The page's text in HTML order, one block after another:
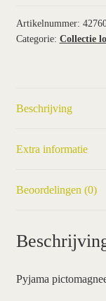
Artikelnummer:
Categorie: Collectie
Beschrijving
Extra informatie
Beoordelingen (0)
Pyjama